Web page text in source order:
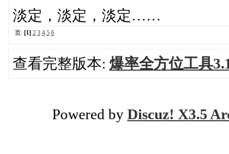
淡定，淡定，淡定……
页: [1] 2 3 4 5 6
查看完整版本: 爆率全方位工具
Powered by Discuz! X3.5